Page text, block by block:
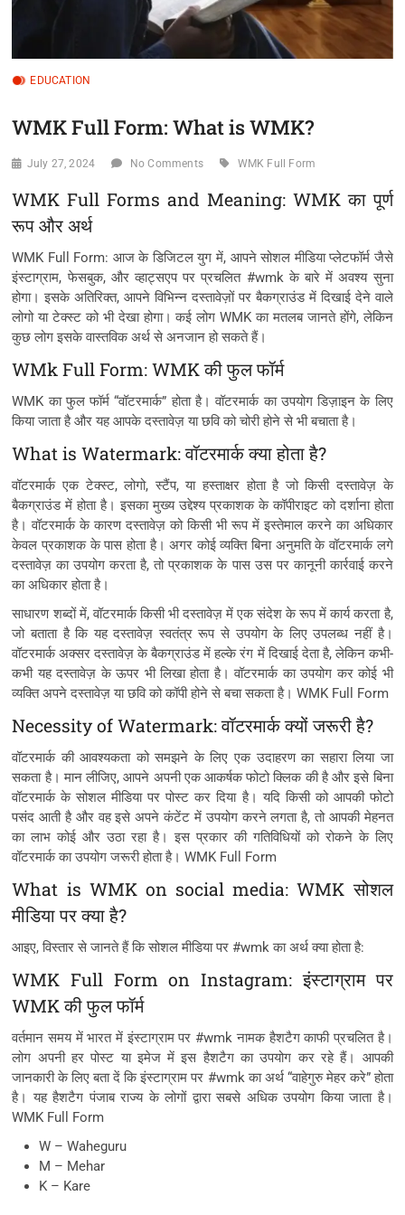
EDUCATION
WMK Full Form: What is WMK?
July 27, 2024 No Comments WMK Full Form
WMK Full Forms and Meaning: WMK का पूर्ण
रूप और अर्थ
WMK Full Form: आज के डिजिटल युग में, आपने सोशल मीडिया प्लेटफॉर्म जैसे
इंस्टाग्राम, फेसबुक, और व्हाट्सएप पर प्रचलित #wmk के बारे में अवश्य सुना
होगा। इसके अतिरिक्त, आपने विभिन्न दस्तावेज़ों पर बैकग्राउंड में दिखाई देने वाले
लोगो या टेक्स्ट को भी देखा होगा। कई लोग WMK का मतलब जानते होंगे, लेकिन
कुछ लोग इसके वास्तविक अर्थ से अनजान हो सकते हैं।
WMk Full Form: WMK की फुल फॉर्म
WMK का फुल फॉर्म “वॉटरमार्क” होता है। वॉटरमार्क का उपयोग डिज़ाइन के लिए
किया जाता है और यह आपके दस्तावेज़ या छवि को चोरी होने से भी बचाता है।
What is Watermark: वॉटरमार्क क्या होता है?
वॉटरमार्क एक टेक्स्ट, लोगो, स्टैंप, या हस्ताक्षर होता है जो किसी दस्तावेज़ के
बैकग्राउंड में होता है। इसका मुख्य उद्देश्य प्रकाशक के कॉपीराइट को दर्शाना होता
है। वॉटरमार्क के कारण दस्तावेज़ को किसी भी रूप में इस्तेमाल करने का अधिकार
केवल प्रकाशक के पास होता है। अगर कोई व्यक्ति बिना अनुमति के वॉटरमार्क लगे
दस्तावेज़ का उपयोग करता है, तो प्रकाशक के पास उस पर कानूनी कार्रवाई करने
का अधिकार होता है।
साधारण शब्दों में, वॉटरमार्क किसी भी दस्तावेज़ में एक संदेश के रूप में कार्य करता है,
जो बताता है कि यह दस्तावेज़ स्वतंत्र रूप से उपयोग के लिए उपलब्ध नहीं है।
वॉटरमार्क अक्सर दस्तावेज़ के बैकग्राउंड में हल्के रंग में दिखाई देता है, लेकिन कभी-
कभी यह दस्तावेज़ के ऊपर भी लिखा होता है। वॉटरमार्क का उपयोग कर कोई भी
व्यक्ति अपने दस्तावेज़ या छवि को कॉपी होने से बचा सकता है। WMK Full Form
Necessity of Watermark: वॉटरमार्क क्यों जरूरी है?
वॉटरमार्क की आवश्यकता को समझने के लिए एक उदाहरण का सहारा लिया जा
सकता है। मान लीजिए, आपने अपनी एक आकर्षक फोटो क्लिक की है और इसे बिना
वॉटरमार्क के सोशल मीडिया पर पोस्ट कर दिया है। यदि किसी को आपकी फोटो
पसंद आती है और वह इसे अपने कंटेंट में उपयोग करने लगता है, तो आपकी मेहनत
का लाभ कोई और उठा रहा है। इस प्रकार की गतिविधियों को रोकने के लिए
वॉटरमार्क का उपयोग जरूरी होता है। WMK Full Form
What is WMK on social media: WMK सोशल
मीडिया पर क्या है?
आइए, विस्तार से जानते हैं कि सोशल मीडिया पर #wmk का अर्थ क्या होता है:
WMK Full Form on Instagram: इंस्टाग्राम पर
WMK की फुल फॉर्म
वर्तमान समय में भारत में इंस्टाग्राम पर #wmk नामक हैशटैग काफी प्रचलित है।
लोग अपनी हर पोस्ट या इमेज में इस हैशटैग का उपयोग कर रहे हैं। आपकी
जानकारी के लिए बता दें कि इंस्टाग्राम पर #wmk का अर्थ “वाहेगुरु मेहर करे” होता
है। यह हैशटैग पंजाब राज्य के लोगों द्वारा सबसे अधिक उपयोग किया जाता है।
WMK Full Form
W – Waheguru
M – Mehar
K – Kare